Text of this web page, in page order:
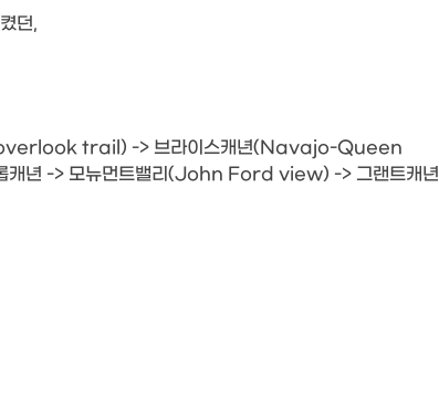
던,
overlook trail) -> 브라이스캐년(Navajo-Queen
년 -> 모뉴먼트밸리(John Ford view) -> 그랜트캐년